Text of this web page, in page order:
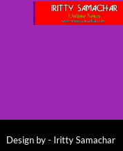
Design by - Iritty Samachar